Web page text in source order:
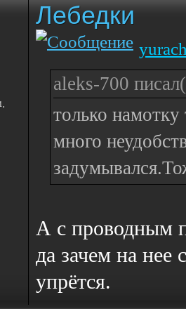
Лебедки
aleks-700
только
много
А с проводным
да зачем на нее
упрётся.